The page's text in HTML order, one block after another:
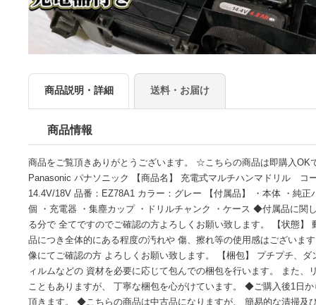
商品説明・詳細 送料・お届け
商品情報
商品をご覧頂きありがとうございます。 ☆こちらの商品は即
Panasonic パナソニック 【商品名】 充電式マルチハンマド
14.4V/18V 品番：EZ78A1 カラー：グレー 【付属品】 ・本
個 ・充電器 ・集塵カップ ・ドリルチャンク ・ケース ◆付
る分で 全てですのでご確認の方よろしくお願い致します。